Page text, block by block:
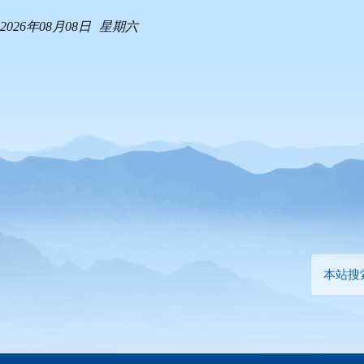
2026年08月08日 星期六
本站搜